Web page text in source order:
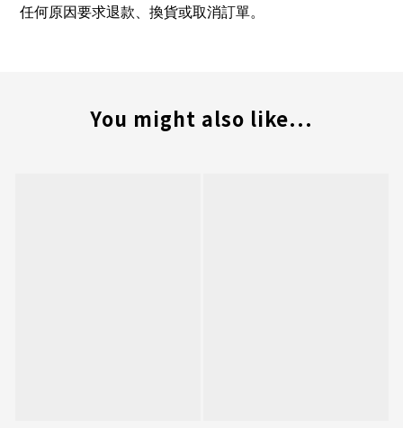
任何原因要求退款、換貨或取消訂單。
You might also like...